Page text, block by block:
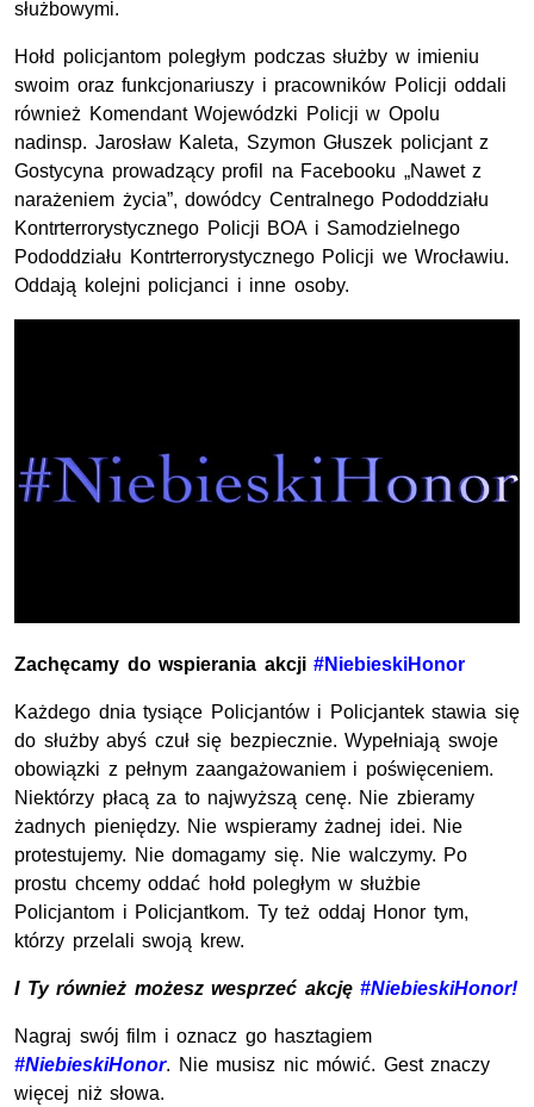
służbowymi.
Hołd policjantom poległym podczas służby w imieniu
swoim oraz funkcjonariuszy i pracowników Policji oddali
również Komendant Wojewódzki Policji w Opolu
nadinsp. Jarosław Kaleta, Szymon Głuszek policjant z
Gostycyna prowadzący profil na Facebooku „Nawet z
narażeniem życia”, dowódcy Centralnego Pododdziału
Kontrterrorystycznego Policji BOA i Samodzielnego
Pododdziału Kontrterrorystycznego Policji we Wrocławiu.
Oddają kolejni policjanci i inne osoby.
Zachęcamy do wspierania akcji#NiebieskiHonor
Każdego dnia tysiące Policjantów i Policjantek stawia się
do służby abyś czuł się bezpiecznie. Wypełniają swoje
obowiązki z pełnym zaangażowaniem i poświęceniem.
Niektórzy płacą za to najwyższą cenę. Nie zbieramy
żadnych pieniędzy. Nie wspieramy żadnej idei. Nie
protestujemy. Nie domagamy się. Nie walczymy. Po
prostu chcemy oddać hołd poległym w służbie
Policjantom i Policjantkom. Ty też oddaj Honor tym,
którzy przelali swoją krew.
I Ty również możesz wesprzeć akcję#NiebieskiHonor!
Nagraj swój film i oznacz go hasztagiem
#NiebieskiHonor. Nie musisz nic mówić. Gest znaczy
więcej niż słowa.